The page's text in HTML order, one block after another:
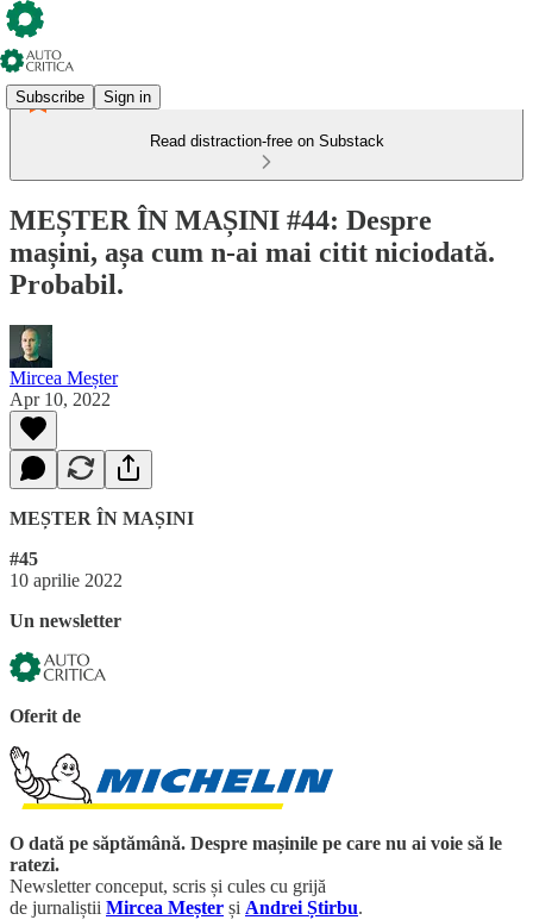
Subscribe Sign in
Read distraction-free on Substack
MEȘTER ÎN MAȘINI #44: Despre
mașini, așa cum n-ai mai citit niciodată.
Probabil.
Mircea Meșter
Apr 10, 2022
MEȘTER ÎN MAȘINI
#45
10 aprilie 2022
Un newsletter
Oferit de
O dată pe săptămână. Despre mașinile pe care nu ai voie să le
ratezi.
Newsletter conceput, scris și cules cu grijă
de jurnaliștii Mircea Meșter și Andrei Știrbu.